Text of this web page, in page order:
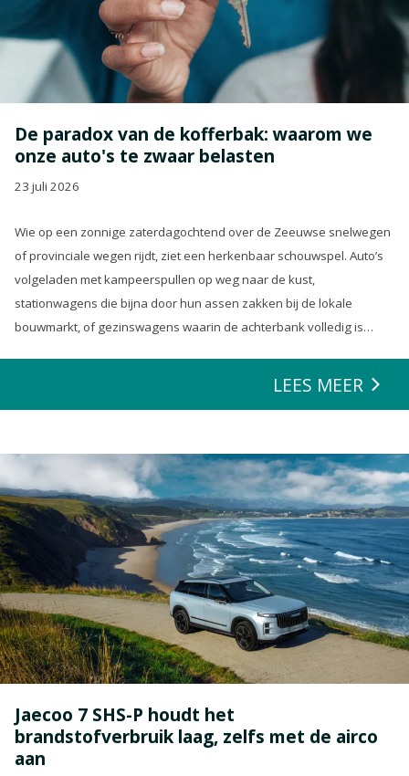
De paradox van de kofferbak: waarom we
onze auto's te zwaar belasten
23 juli 2026
Wie op een zonnige zaterdagochtend over de Zeeuwse snelwegen
of provinciale wegen rijdt, ziet een herkenbaar schouwspel. Auto’s
volgeladen met kampeerspullen op weg naar de kust,
stationwagens die bijna door hun assen zakken bij de lokale
bouwmarkt, of gezinswagens waarin de achterbank volledig is
zeulen. We houden van onze auto’s en we verwachten dat ze alles
LEES MEER
Jaecoo 7 SHS-P houdt het
brandstofverbruik laag, zelfs met de airco
aan